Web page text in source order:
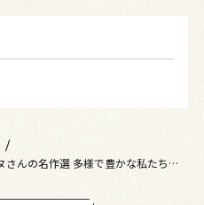
さんの名作選 多様で豊かな私たち